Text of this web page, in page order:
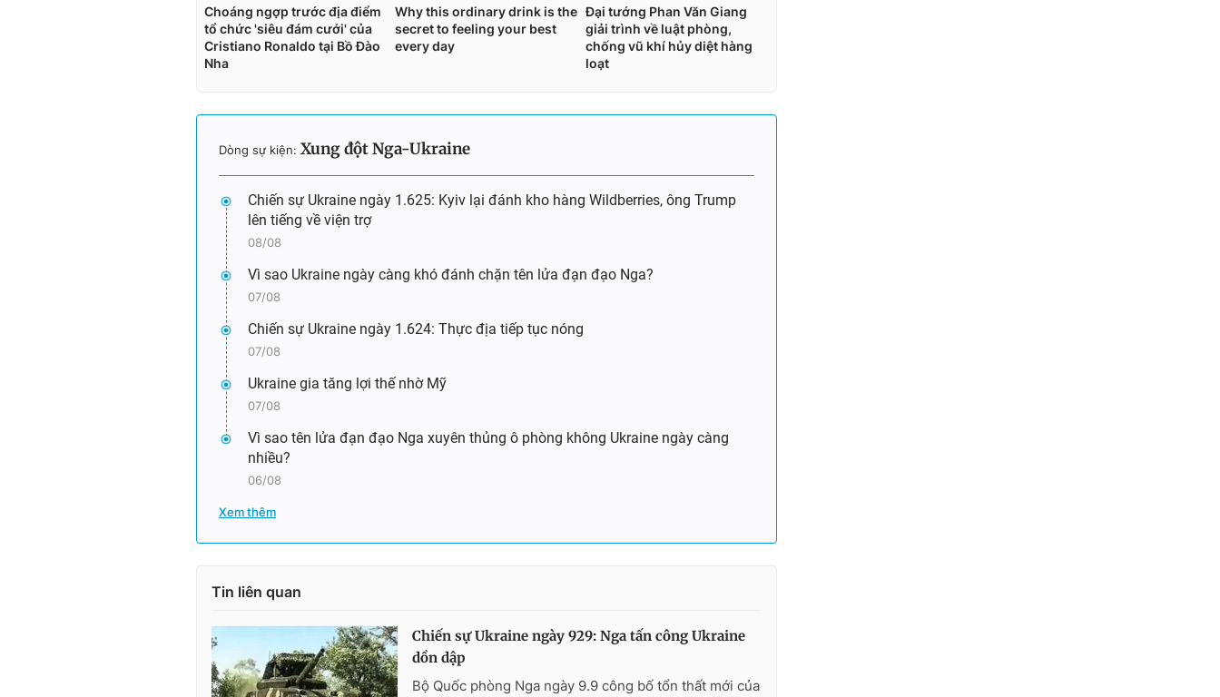
Dòng sự kiện: Xung đột Nga-Ukraine
Chiến sự Ukraine ngày 1.625: Kyiv lại đánh kho hàng Wildberries, ông Trump
lên tiếng về viện trợ
08/08
Vì sao Ukraine ngày càng khó đánh chặn tên lửa đạn đạo Nga?
07/08
Chiến sự Ukraine ngày 1.624: Thực địa tiếp tục nóng
07/08
Ukraine gia tăng lợi thế nhờ Mỹ
07/08
Vì sao tên lửa đạn đạo Nga xuyên thủng ô phòng không Ukraine ngày càng
nhiều?
06/08
Xem thêm
Tin liên quan
Chiến sự Ukraine ngày 929: Nga tấn công Ukraine
dồn dập
Bộ Quốc phòng Nga ngày 9.9 công bố tổn thất mới của